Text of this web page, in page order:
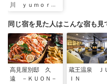
川 ｙｕｍｏｒｉ
ｎ ＹＡＭＡＫＡ
同じ宿を見た人はこんな宿も見
高見屋別邸 久
遠 －ＫＵＯＮ－
蔵王温泉 Ｊ
ＩＮ